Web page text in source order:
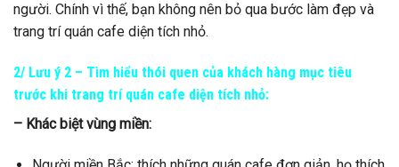
người. Chính vì thế, bạn không nên bỏ qua bước làm đẹp và
trang trí quán cafe diện tích nhỏ.
2/ Lưu ý 2 – Tìm hiểu thói quen của khách hàng mục tiêu
trước khi trang trí quán cafe diện tích nhỏ:
– Khác biệt vùng miền: